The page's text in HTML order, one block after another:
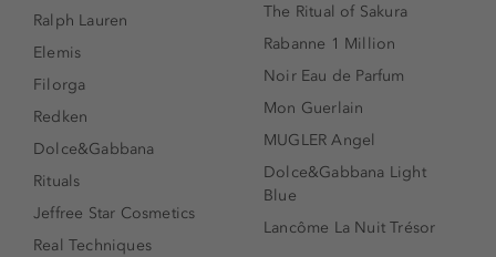
Ralph Lauren
Elemis
Filorga
Redken
Dolce&Gabbana
Rituals
Jeffree Star Cosmetics
Real Techniques
The Ritual of Sakura
Rabanne 1 Million
Noir Eau de Parfum
Mon Guerlain
MUGLER Angel
Dolce&Gabbana Light
Blue
Lancôme La Nuit Trésor